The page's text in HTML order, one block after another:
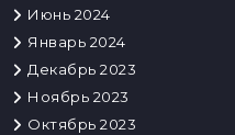
Июнь 2024
Январь 2024
Декабрь 2023
Ноябрь 2023
Октябрь 2023